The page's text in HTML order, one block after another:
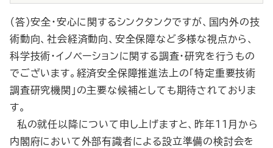
（答）安全・安心に関するシンクタンクですが、国内外の技
術動向、社会経済動向、安全保障など多様な視点から、
科学技術・イノベーションに関する調査・研究を行うもの
でございます。経済安全保障推進法上の「特定重要技術
調査研究機関」の主要な候補としても期待されておりま
す。
私の就任以降について申し上げますと、昨年11月から
内閣府において外部有識者による設立準備の検討会を